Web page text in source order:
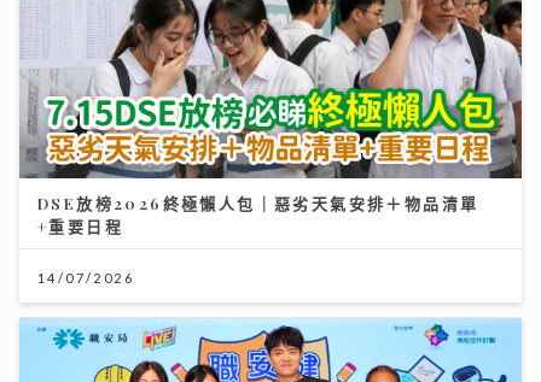
DSE放榜2026終極懶人包｜惡劣天氣安排＋物品清單
+重要日程
14/07/2026